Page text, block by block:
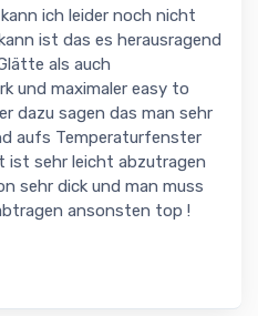
ich leider noch nicht
ist das es herausragend
als auch
und maximaler easy to
dazu sagen das man sehr
aufs Temperaturfenster
ist sehr leicht abzutragen
sehr dick und man muss
ansonsten top !